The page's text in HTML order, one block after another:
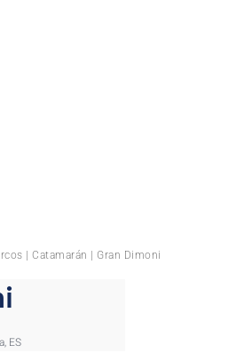
| Catamarán | Gran Dimoni
ES